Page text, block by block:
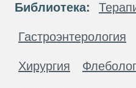
Библиотека:
Гастроэнтерология
Хирургия